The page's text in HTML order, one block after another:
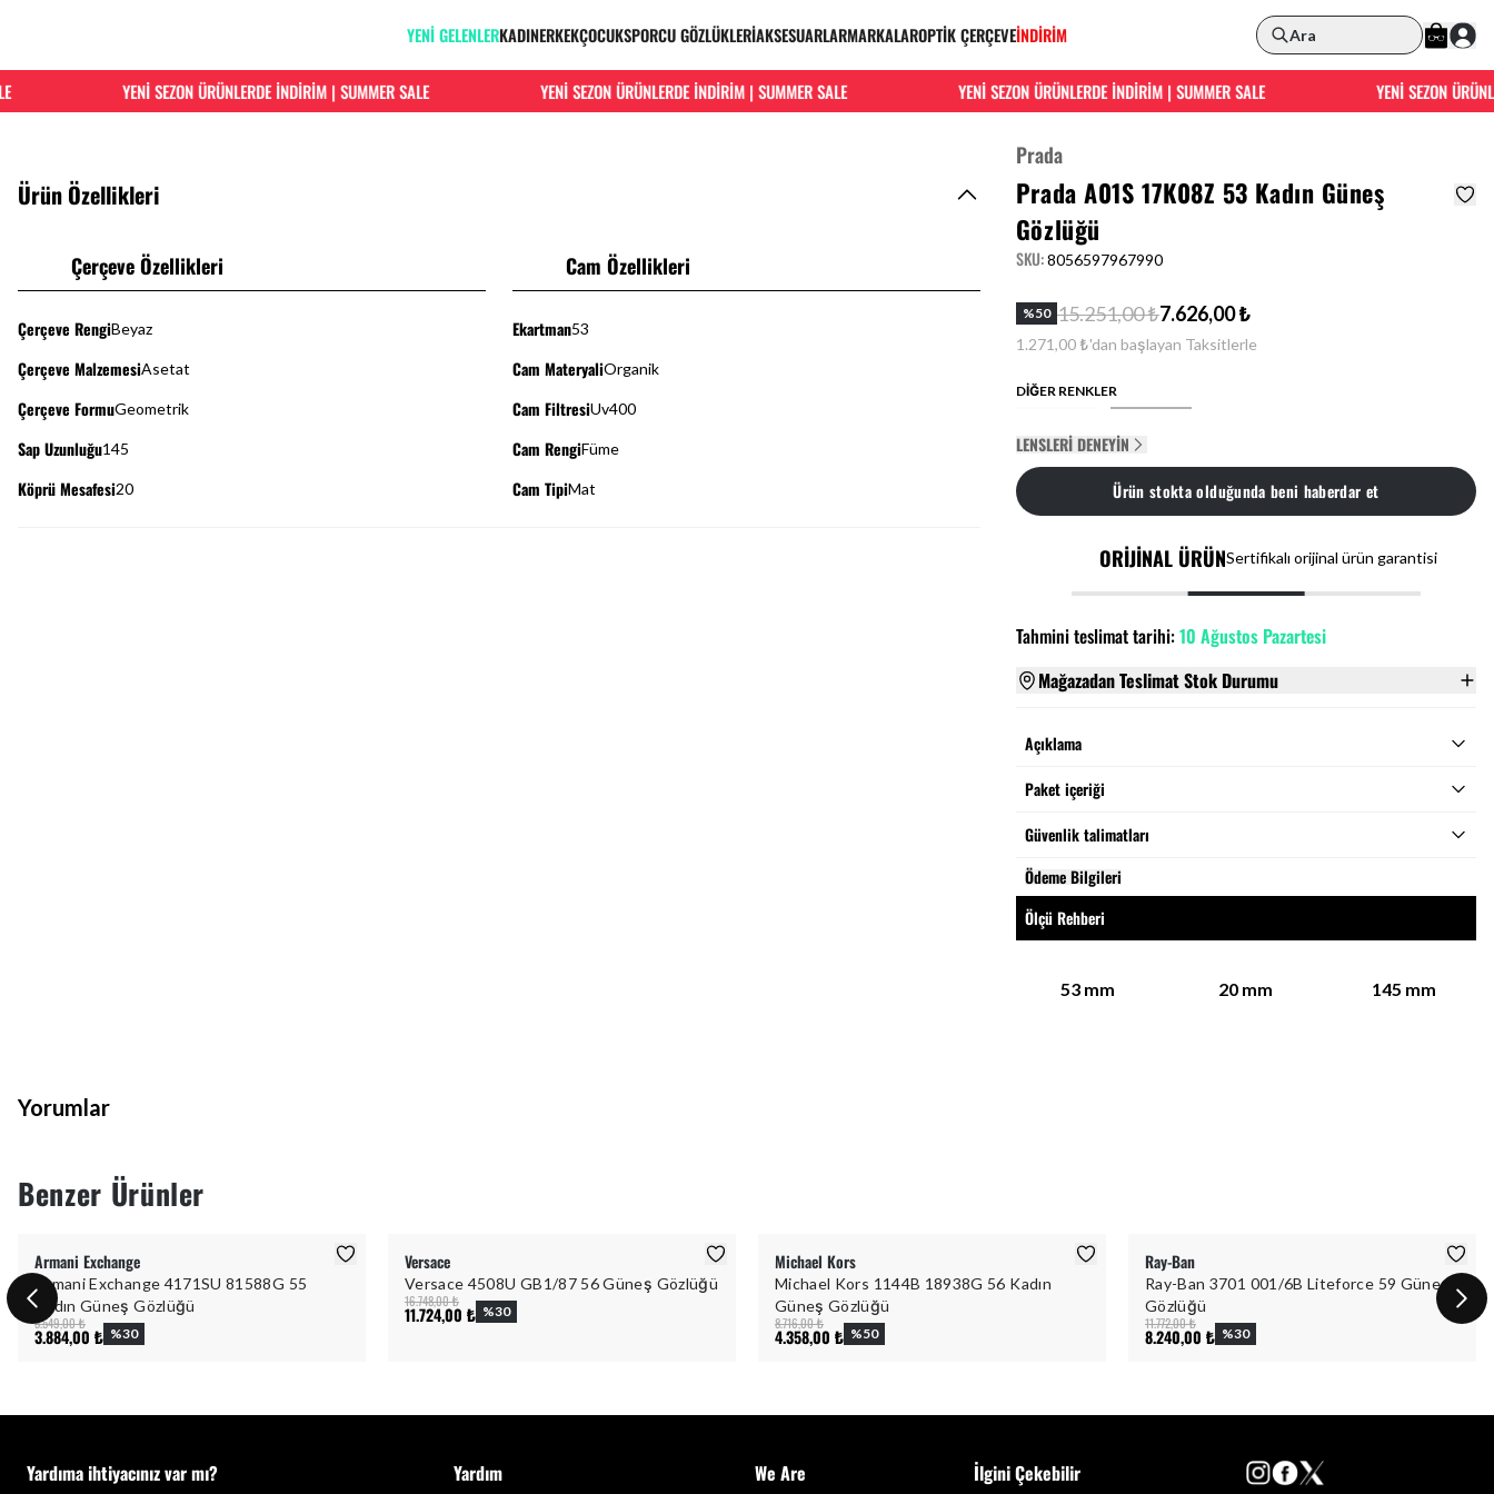
YENİ GELENLERKADINERKEKÇOCUKSPORCU GÖZLÜKLERİAKSESUARLARMARKALAROPTİK ÇERÇEVEİNDİRİM Ara
YENİ SEZON ÜRÜNLERDE İNDİRİM | SUMMER SALE YENİ SEZON ÜRÜNLERDE İNDİRİM | SUMMER SALE YENİ SEZON ÜRÜNLERDE İNDİRİM | SUMMER SALE YENİ SEZON
Ürün Özellikleri
Çerçeve Özellikleri
Çerçeve RengiBeyaz
Çerçeve MalzemesiAsetat
Çerçeve FormuGeometrik
Sap Uzunluğu145
Köprü Mesafesi20
Cam Özellikleri
Ekartman53
Cam MateryaliOrganik
Cam FiltresiUv400
Cam RengiFüme
Cam TipiMat
Prada
Prada A01S 17K08Z 53 Kadın Güneş
Gözlüğü
SKU:8056597967990
%50 15.251,00 ₺7.626,00 ₺
1.271,00 ₺'dan başlayan Taksitlerle
DİĞER RENKLER
LENSLERI DENEYIN
Ürün stokta olduğunda beni haberdar et
ORİJİNAL ÜRÜNSertifikalı orijinal ürün garantisi
Tahmini teslimat tarihi:10 Ağustos Pazartesi
Mağazadan Teslimat Stok Durumu
Açıklama
Paket içeriği
Güvenlik talimatları
Ödeme Bilgileri
Ölçü Rehberi
53 mm 20 mm 145 mm
Yorumlar
Benzer Ürünler
Armani Exchange
Armani Exchange 4171SU 81588G 55
Kadın Güneş Gözlüğü
5.549,00 ₺
3.884,00 ₺ %30
Versace
Versace 4508U GB1/87 56 Güneş Gözlüğü
16.748,00 ₺
11.724,00 ₺ %30
Michael Kors
Michael Kors 1144B 18938G 56 Kadın
Güneş Gözlüğü
8.716,00 ₺
4.358,00 ₺ %50
Ray-Ban
Ray-Ban 3701 001/6B Liteforce 59 Güneş
Gözlüğü
11.772,00 ₺
8.240,00 ₺ %30
Yardıma ihtiyacınız var mı? Yardım We Are İlgini Çekebilir